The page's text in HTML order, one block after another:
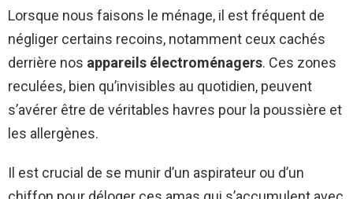
Lorsque nous faisons le ménage, il est fréquent de
négliger certains recoins, notamment ceux cachés
derrière nos appareils électroménagers. Ces zones
reculées, bien qu’invisibles au quotidien, peuvent
s’avérer être de véritables havres pour la poussière et
les allergènes.
Il est crucial de se munir d’un aspirateur ou d’un